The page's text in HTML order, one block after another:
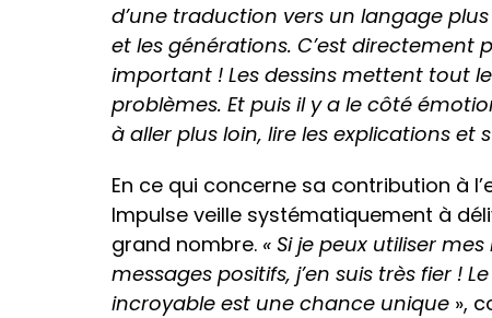
d’une traduction vers un langage
et les générations. C’est
important ! Les dessins mettent tout
problèmes. Et puis il y a le côté
à aller plus loin, lire les explications et
En ce qui concerne sa contribution à
Impulse veille systématiquement à
grand nombre. « Si je peux utiliser
messages positifs, j’en suis très fier !
incroyable est une chance unique »,